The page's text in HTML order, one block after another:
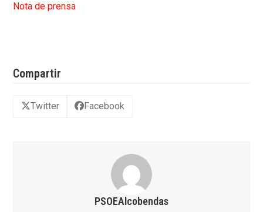
Nota de prensa
Compartir
Twitter Facebook
PSOEAlcobendas